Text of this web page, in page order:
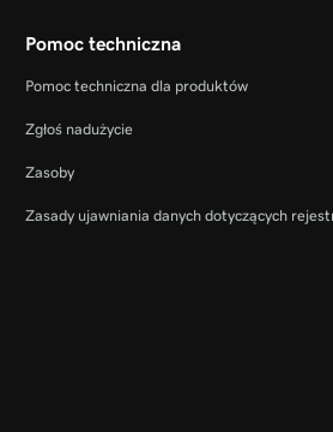
Pomoc techniczna
Pomoc techniczna dla produktów
Zgłoś nadużycie
Zasoby
Zasady ujawniania danych dotyczących